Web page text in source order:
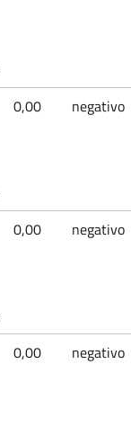
0,00 negativo
0,00 negativo
0,00 negativo